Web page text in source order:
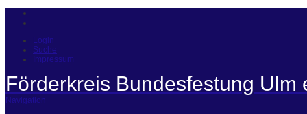
Login
Suche
Impressum
Förderkreis Bundesfestung Ulm
Navigation